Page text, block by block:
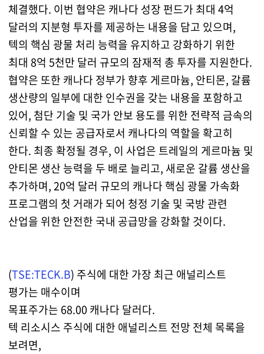
체결했다. 이번 협약은 캐나다 성장 펀드가 최대 4억
달러의 지분형 투자를 제공하는 내용을 담고 있으며,
텍의 핵심 광물 처리 능력을 유지하고 강화하기 위한
최대 8억 5천만 달러 규모의 잠재적 총 투자를 지원한다.
협약은 또한 캐나다 정부가 향후 게르마늄, 안티몬, 갈륨
생산량의 일부에 대한 인수권을 갖는 내용을 포함하고
있어, 첨단 기술 및 국가 안보 용도를 위한 전략적 금속의
신뢰할 수 있는 공급자로서 캐나다의 역할을 확고히
한다. 최종 확정될 경우, 이 사업은 트레일의 게르마늄 및
안티몬 생산 능력을 두 배로 늘리고, 새로운 갈륨 생산을
추가하며, 20억 달러 규모의 캐나다 핵심 광물 가속화
프로그램의 첫 거래가 되어 청정 기술 및 국방 관련
산업을 위한 안전한 국내 공급망을 강화할 것이다.
(TSE:TECK.B) 주식에 대한 가장 최근 애널리스트
평가는 매수이며
목표주가는 68.00 캐나다 달러다.
텍 리소시스 주식에 대한 애널리스트 전망 전체 목록을
보려면,